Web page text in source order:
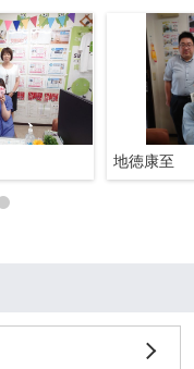
地徳康至